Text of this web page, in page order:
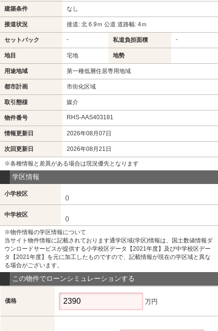
建築条件 なし
接道状況 接道: 北 6.9ｍ 公道 道路幅: 4ｍ
セットバック - 私道負担面積 -
地目 宅地 地勢
用途地域 第一種低層住居専用地域
都市計画 市街化区域
取引態様 媒介
物件番号 RHS-AAS403181
情報更新日 2026年08月07日
次回更新日 2026年08月21日
※各種情報と差異がある場合は現況優先となります
学区情報
小学校区
()
中学校区
()
※物件情報の学区情報について
当サイト物件情報に記載されております通学区域(学区)情報は、国土数値情報ダ
ウンロードサービスが提供する小学校区データ【2021年度】及び中学校区デー
タ【2021年度】を元に加工したものですので、記載情報が現在の学区域と異な
る場合がございます。
この物件でローンシミュレーションする
価格 万円